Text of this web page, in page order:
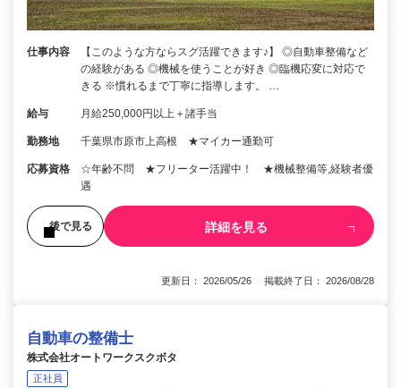
仕事内容
【このような方ならスグ活躍できます♪】 ◎自動車整備など
の経験がある ◎機械を使うことが好き ◎臨機応変に対応で
きる ※慣れるまで丁寧に指導します。 …
給与 月給250,000円以上＋諸手当
勤務地 千葉県市原市上高根 ★マイカー通勤可
応募資格
☆年齢不問 ★フリーター活躍中！ ★機械整備等,経験者優
遇
後で見る 詳細を見る
更新日： 2026/05/26 掲載終了日： 2026/08/28
自動車の整備士
株式会社オートワークスクボタ
正社員